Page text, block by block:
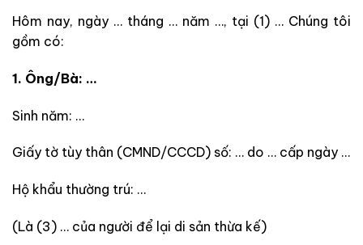
Hôm nay, ngày … tháng … năm …, tại (1) … Chúng tôi
gồm có:
1. Ông/Bà: …
Sinh năm: …
Giấy tờ tùy thân (CMND/CCCD) số: … do … cấp ngày …
Hộ khẩu thường trú: …
(Là (3) … của người để lại di sản thừa kế)